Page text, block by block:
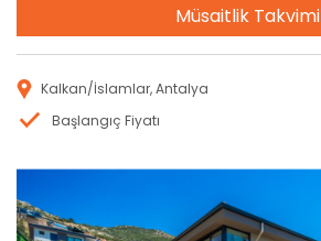
Müsaitlik Takvimi
Kalkan/İslamlar, Antalya
Başlangıç Fiyatı